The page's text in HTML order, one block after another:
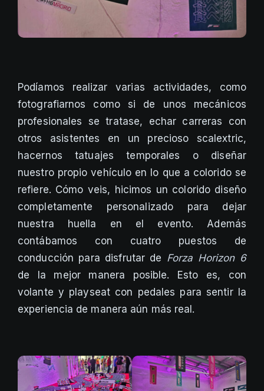
Podíamos realizar varias actividades, como
fotografiarnos como si de unos mecánicos
profesionales se tratase, echar carreras con
otros asistentes en un precioso scalextric,
hacernos tatuajes temporales o diseñar
nuestro propio vehículo en lo que a colorido se
refiere. Cómo veis, hicimos un colorido diseño
completamente personalizado para dejar
nuestra huella en el evento. Además
contábamos con cuatro puestos de
conducción para disfrutar de Forza Horizon 6
de la mejor manera posible. Esto es, con
volante y playseat con pedales para sentir la
experiencia de manera aún más real.